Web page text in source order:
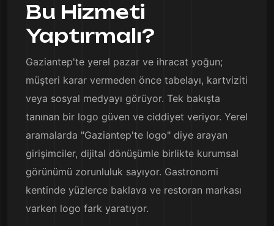
Bu Hizmeti
Yaptırmalı?
Gaziantep'te yerel pazar ve ihracat yoğun;
müşteri karar vermeden önce tabelayı, kartviziti
veya sosyal medyayı görüyor. Tek bakışta
tanınan bir logo güven ve ciddiyet veriyor. Yerel
aramalarda "Gaziantep'te logo" diye arayan
girişimciler, dijital dönüşümle birlikte kurumsal
görünümü zorunluluk sayıyor. Gastronomi
kentinde yüzlerce baklava ve restoran markası
varken logo fark yaratıyor.